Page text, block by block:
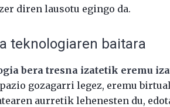
diren lausotu egingo da.
teknologiaren baitara
bera tresna izatetik eremu
gozagarri legez, eremu
aurretik lehenesten du,